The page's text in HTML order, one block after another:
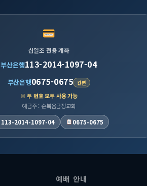
십일조 전용 계좌
부산은행113-2014-1097-04
부산은행0675-0675 간편
※ 두 번호 모두 사용 가능
예금주 : 순복음금정교회
113-2014-1097-04
0675-0675
예배 안내